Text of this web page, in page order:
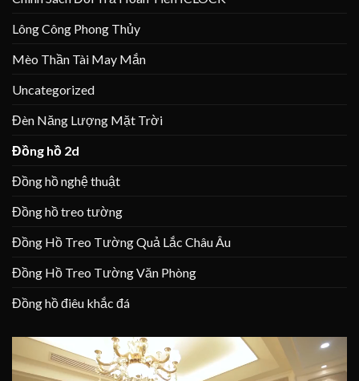
Lông Công Phong Thủy
Mèo Thần Tài May Mắn
Uncategorized
Đèn Năng Lượng Mặt Trời
Đồng hồ 2d
Đồng hồ nghệ thuật
Đồng hồ treo tường
Đồng Hồ Treo Tường Quả Lắc Châu Âu
Đồng Hồ Treo Tường Văn Phòng
Đồng hồ điêu khắc đá
Trình
chơi